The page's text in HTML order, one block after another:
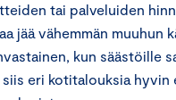
tai palveluiden
jää vähemmän muuhun
kun säästöille
eri kotitalouksia